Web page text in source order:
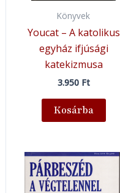
Könyvek
Youcat – A katolikus
egyház ifjúsági
katekizmusa
3.950 Ft
Kosárba